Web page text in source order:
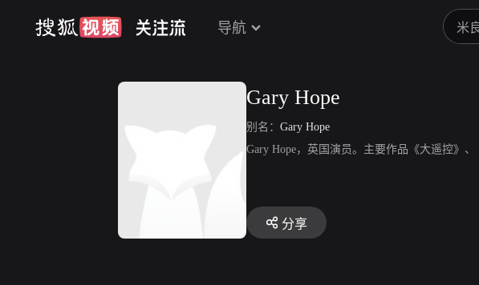
导航
Gary Hope
别名： Gary Hope
Gary Hope，英国演员。主要作品《大遥控》、
分享